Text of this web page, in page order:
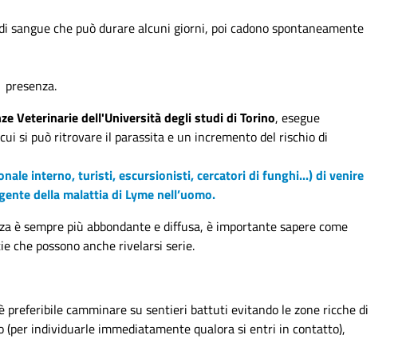
che può durare alcuni giorni, poi cadono spontaneamente
Veterinarie dell'Università degli studi di Torino, esegue
si può ritrovare il parassita e un incremento del rischio di
interno, turisti, escursionisti, cercatori di funghi...) di venire
della malattia di Lyme nell’uomo.
è sempre più abbondante e diffusa, è importante sapere come
che possono anche rivelarsi serie.
camminare su sentieri battuti evitando le zone ricche di
individuarle immediatamente qualora si entri in contatto),